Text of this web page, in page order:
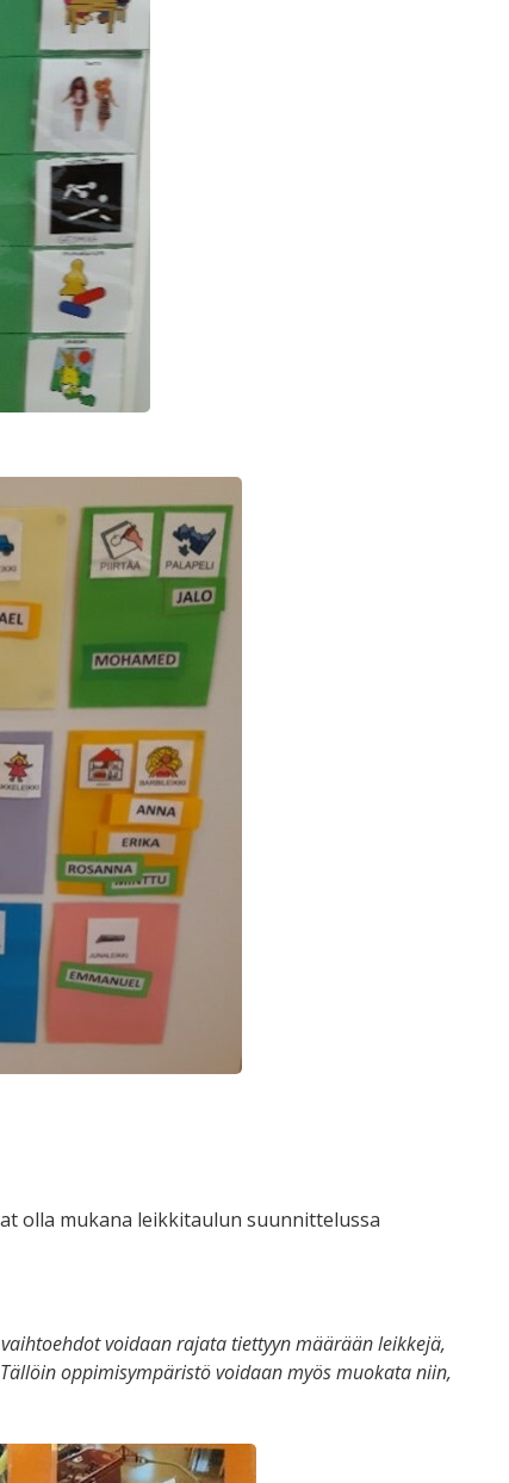
olla mukana leikkitaulun suunnittelussa
voidaan rajata tiettyyn määrään leikkejä,
oppimisympäristö voidaan myös muokata niin,